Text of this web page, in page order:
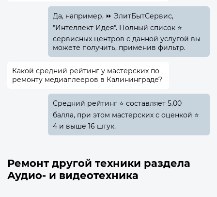
Да, например, ⏩ ЭлитБытСервис,
"Интеллект Идея". Полный список ⭐
сервисных центров с данной услугой вы
можете получить, применив фильтр.
Какой средний рейтинг у мастерских по
ремонту медиаплееров в Калининграде?
Средний рейтинг ⭐ составляет 5.00
балла, при этом мастерских с оценкой ⭐
4 и выше 16 штук.
Ремонт другой техники раздела
Аудио- и видеотехника